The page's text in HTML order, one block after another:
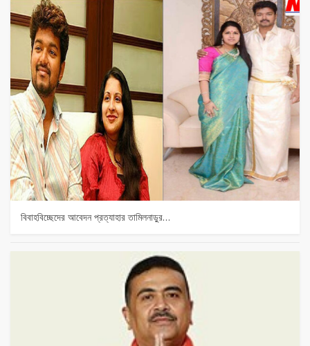
বিবাহবিচ্ছেদের আবেদন প্রত্যাহার তামিলনাড়ুর…